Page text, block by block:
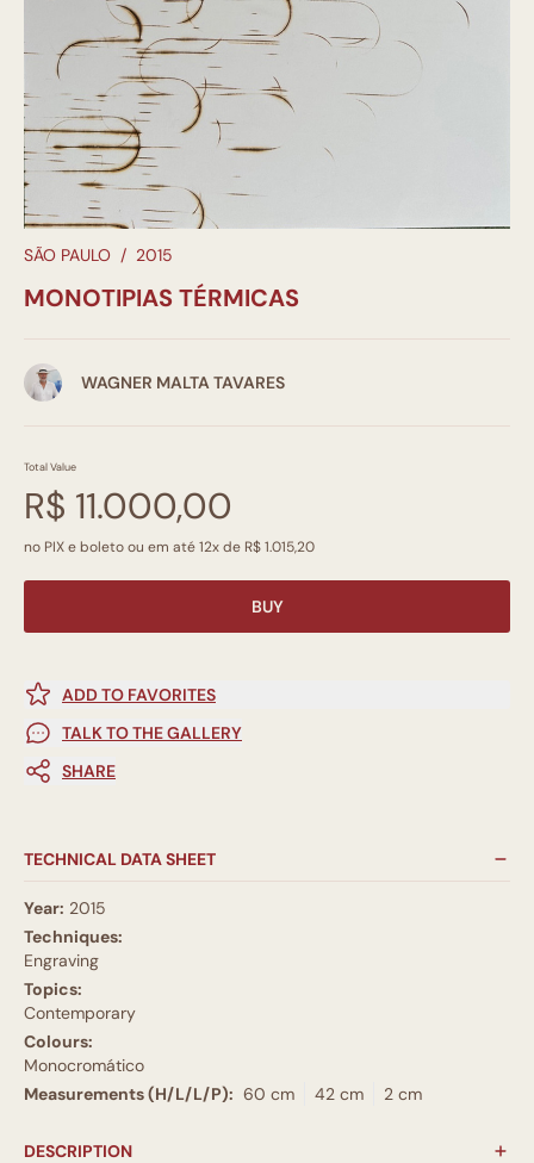
SÃO PAULO / 2015
MONOTIPIAS TÉRMICAS
WAGNER MALTA TAVARES
Total Value
R$ 11.000,00
no PIX e boleto ou em até 12x de R$ 1.015,20
BUY
ADD TO FAVORITES
TALK TO THE GALLERY
SHARE
TECHNICAL DATA SHEET
Year: 2015
Techniques:
Engraving
Topics:
Contemporary
Colours:
Monocromático
Measurements (H/L/L/P): 60 cm 42 cm 2 cm
DESCRIPTION